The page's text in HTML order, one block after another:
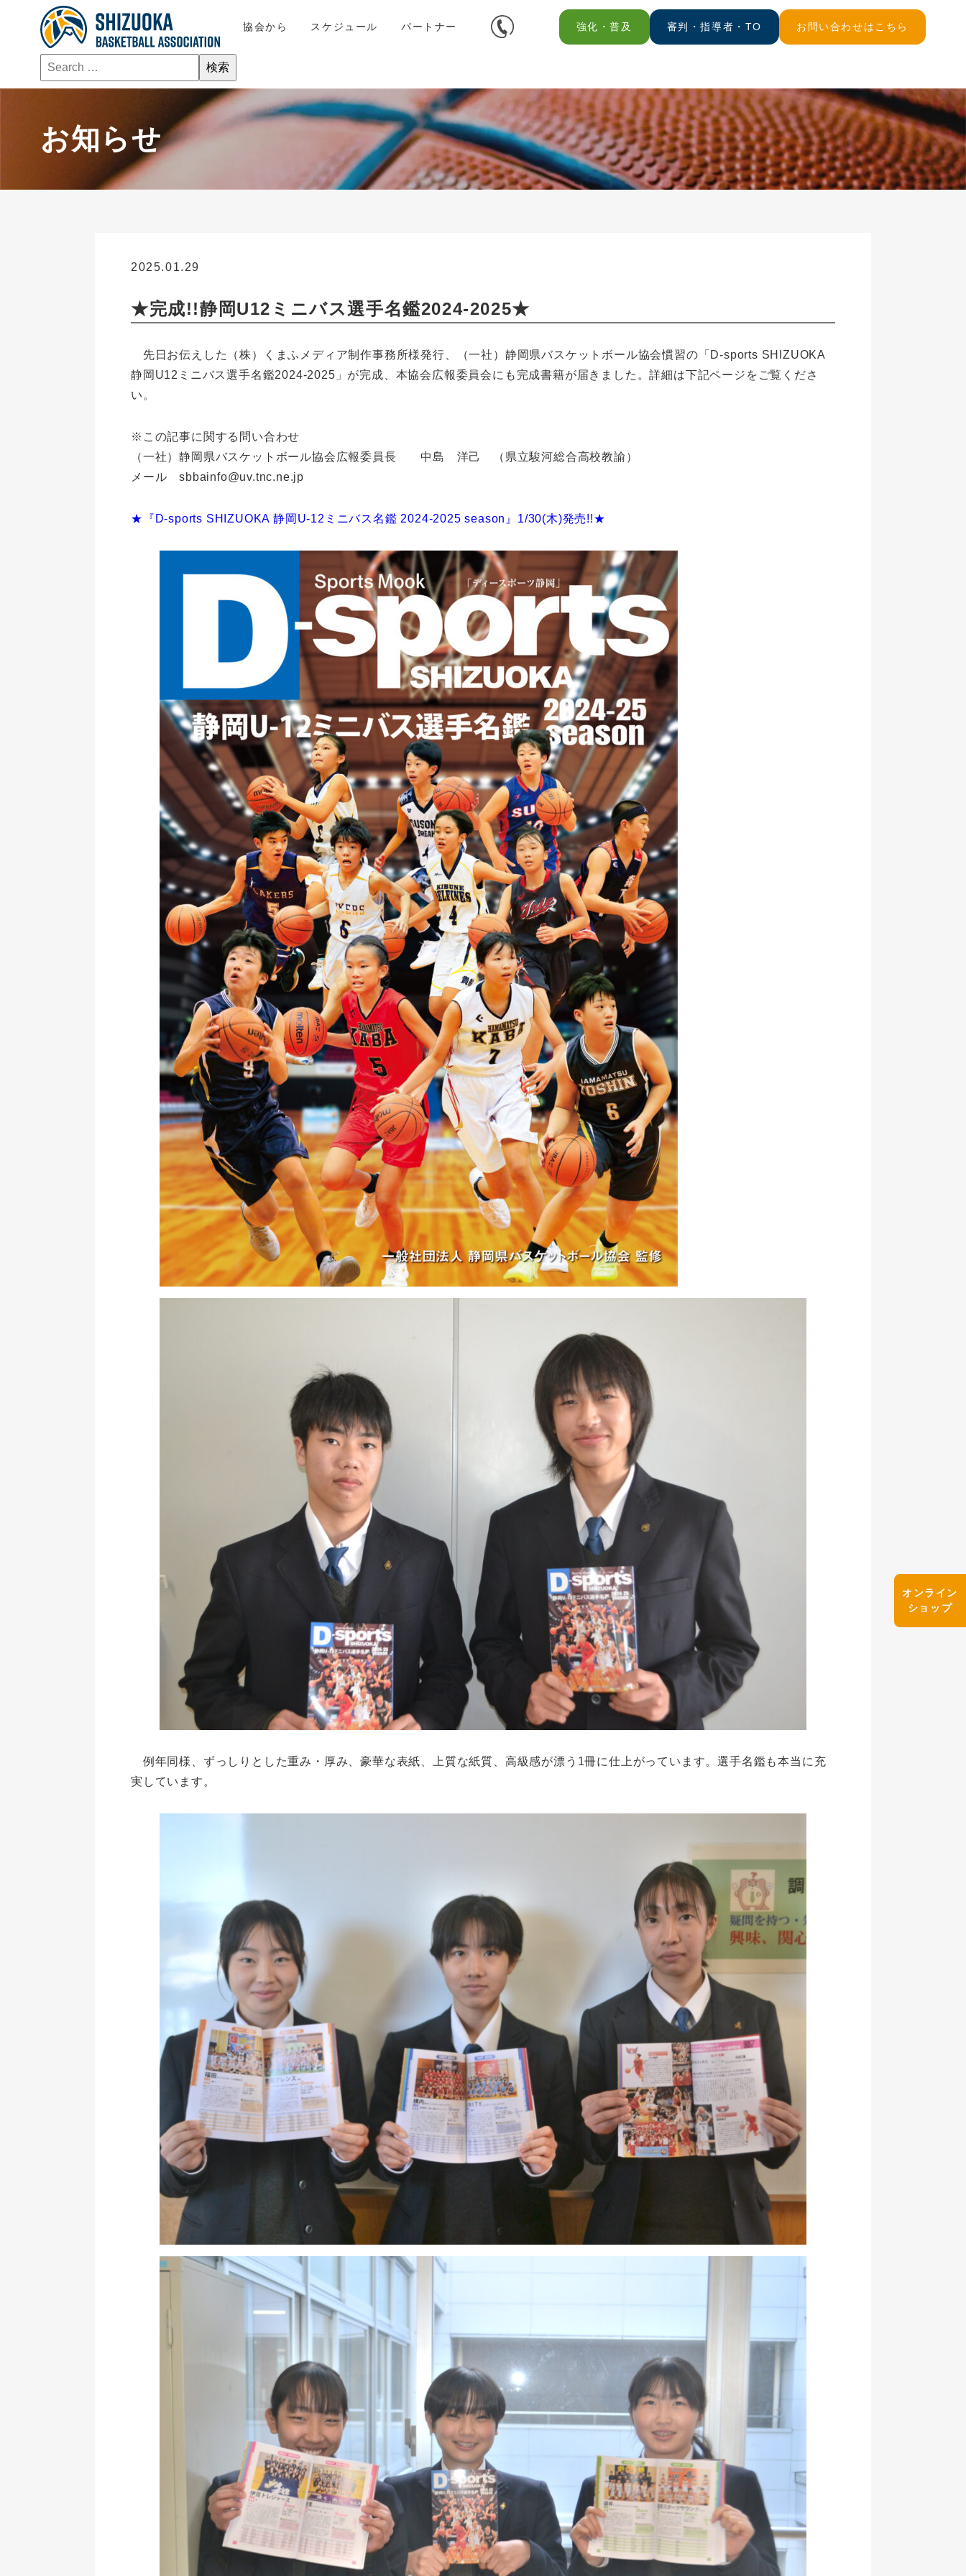
協会から スケジュール パートナー 強化・普及 審判・指導者・TO お問い合わせはこちら
オンライン
ショップ
お知らせ
2025.01.29
★完成!!静岡U12ミニバス選手名鑑2024-2025★
先日お伝えした（株）くまふメディア制作事務所様発行、（一社）静岡県バスケットボール協会慣習の「D-sports SHIZUOKA
静岡U12ミニバス選手名鑑2024-2025」が完成、本協会広報委員会にも完成書籍が届きました。詳細は下記ページをご覧くださ
い。
※この記事に関する問い合わせ
（一社）静岡県バスケットボール協会広報委員長 中島 洋己 （県立駿河総合高校教諭）
メール sbbainfo@uv.tnc.ne.jp
★『D-sports SHIZUOKA 静岡U-12ミニバス名鑑 2024-2025 season』1/30(木)発売!!★
例年同様、ずっしりとした重み・厚み、豪華な表紙、上質な紙質、高級感が漂う1冊に仕上がっています。選手名鑑も本当に充
実しています。